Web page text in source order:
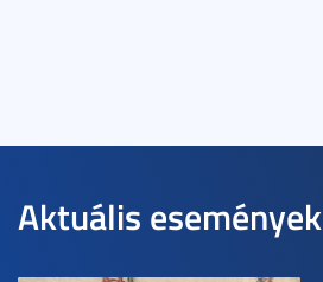
Aktuális események